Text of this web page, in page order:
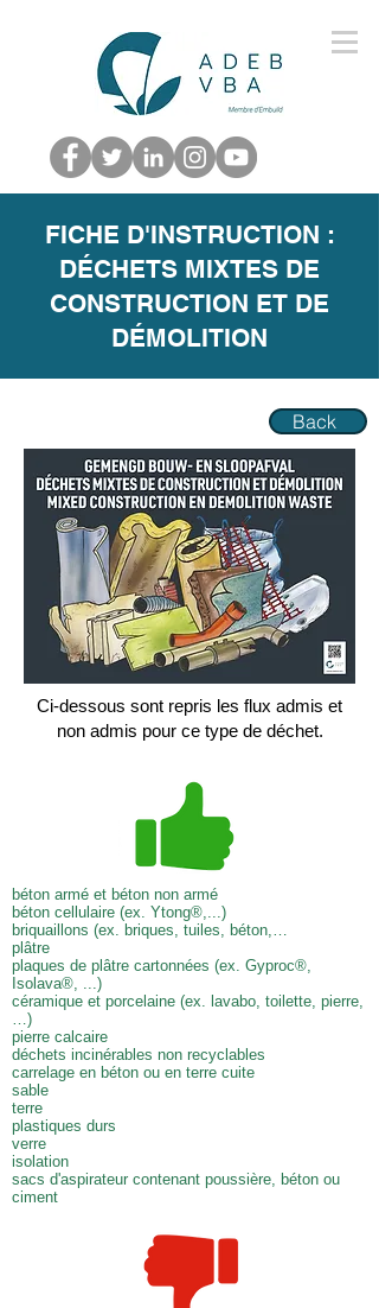
FICHE D'INSTRUCTION :
DÉCHETS MIXTES DE
CONSTRUCTION ET DE
DÉMOLITION
Back
Ci-dessous sont repris les flux admis et
non admis pour ce type de déchet.
béton armé et béton non armé
béton cellulaire (ex. Ytong®,...)
briquaillons (ex. briques, tuiles, béton,…
plâtre
plaques de plâtre cartonnées (ex. Gyproc®,
Isolava®, ...)
céramique et porcelaine (ex. lavabo, toilette, pierre,
…)
pierre calcaire
déchets incinérables non recyclables
carrelage en béton ou en terre cuite
sable
terre
plastiques durs
verre
isolation
sacs d'aspirateur contenant poussière, béton ou
ciment